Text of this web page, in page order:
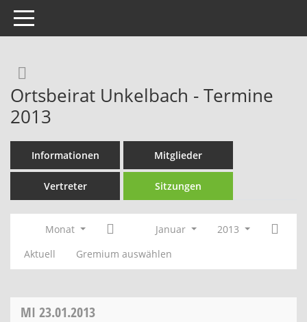
Toggle navigation
Ortsbeirat Unkelbach - Termine
2013
Informationen Mitglieder
Vertreter Sitzungen
Monat Januar
2013
Aktuell
Gremium auswählen
MI 23.01.2013